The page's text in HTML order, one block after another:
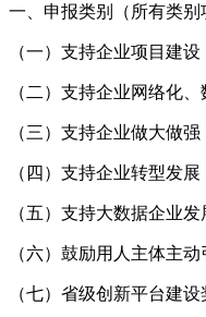
一、申报类别（所有类
（一）支持企业项目建设
（二）支持企业网络化、
（三）支持企业做大做强
（四）支持企业转型发展
（五）支持大数据企业发
（六）鼓励用人主体主动
（七）省级创新平台建设